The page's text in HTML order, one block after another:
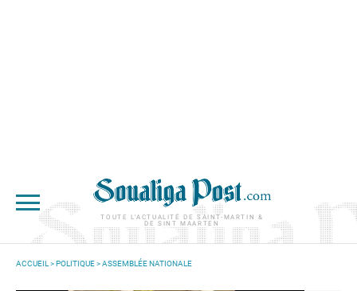
TOUTE L'ACTUALITÉ DE SAINT-MARTIN &
DE SINT MAARTEN
ACCUEIL >POLITIQUE>ASSEMBLÉE NATIONALE